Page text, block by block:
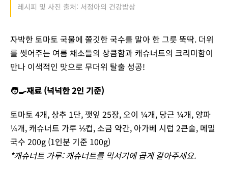
레시피 및 사진 출처: 서정아의 건강밥상
자박한 토마토 국물에 쫄깃한 국수를 말아 한 그릇 뚝딱. 더위
를 씻어주는 여름 채소들의 상큼함과 캐슈너트의 크리미함이
만나 이색적인 맛으로 무더위 탈출 성공!
🧑‍🍳재료 (넉넉한 2인 기준)
토마토 4개, 상추 1단, 깻잎 25장, 오이 ¼개, 당근 ¼개, 양파
¼개, 캐슈너트 가루 ⅓컵, 소금 약간, 아가베 시럽 2큰술, 메밀
국수 200g (1인분 기준 100g)
*캐슈너트 가루: 캐슈너트를 믹서기에 곱게 갈아주세요.